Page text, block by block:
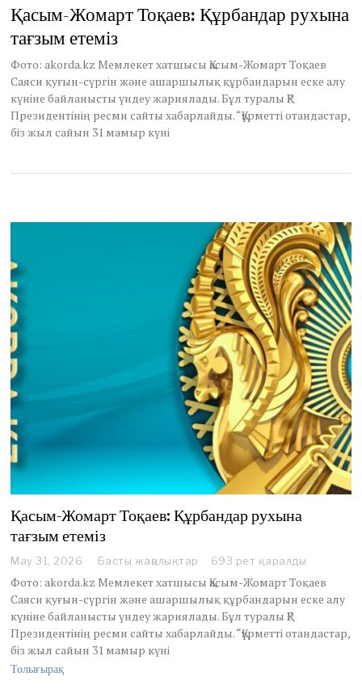
y
1
,
2
6
Қасым-Жомарт Тоқаев: Құрбандар рухына
тағзым етеміз
Фото: akorda.kz Мемлекет хатшысы Қасым-Жомарт Тоқаев
Саяси қуғын-сүргін және ашаршылық құрбандарын еске алу
күніне байланысты үндеу жариялады. Бұл туралы ҚР
Президентінің ресми сайты хабарлайды. “Құрметті отандастар,
біз жыл сайын 31 мамыр күні
Қасым-Жомарт Тоқаев: Құрбандар рухына
тағзым етеміз
May 31, 2026
y
3
1
,
2
Басты жаңалықтар 693 рет қаралды
Фото: akorda.kz Мемлекет хатшысы Қасым-Жомарт Тоқаев
Саяси қуғын-сүргін және ашаршылық құрбандарын еске алу
күніне байланысты үндеу жариялады. Бұл туралы ҚР
Президентінің ресми сайты хабарлайды. “Құрметті отандастар,
біз жыл сайын 31 мамыр күні
Толығырақ